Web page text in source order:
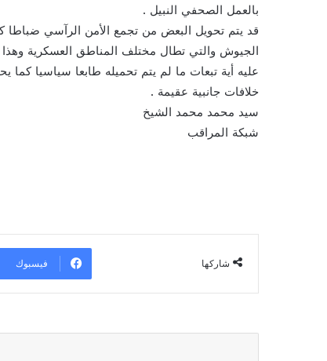
بالعمل الصحفي النبيل .
قد يتم تحويل البعض من تجمع الأمن الرآسي ضباطا
الجيوش والتي تطال مختلف المناطق العسكرية وهذا
عليه أية تبعات ما لم يتم تحميله طابعا سياسيا
خلافات جانبية عقيمة .
سيد محمد محمد الشيخ
شبكة المراقب
شاركها فيسبوك